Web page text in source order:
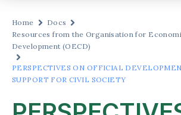
Home
Docs
Resources from the Organisation for
Development (OECD)
PERSPECTIVES ON OFFICIAL
SUPPORT FOR CIVIL SOCIETY